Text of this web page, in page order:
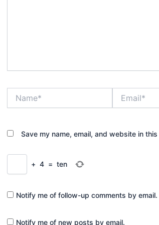
Save my name, email, and website in
+ 4 = ten
Notify me of follow-up comments by email.
Notify me of new posts by email.